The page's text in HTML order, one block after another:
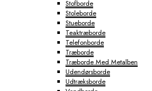
Stofborde
Stoleborde
Stueborde
Teaktræborde
Telefonborde
Træborde
Træborde Med Metalben
Udendørsborde
Udtræksborde